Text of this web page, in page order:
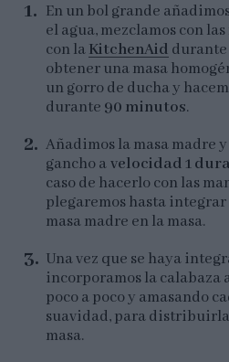
En un bol grande
el agua, mezclamos con
con laKitchenAid durante
obtener una masa
un gorro de ducha y
durante 90 minutos.
Añadimos la masa madre
gancho avelocidad 1
caso de hacerlo con las
plegaremos hasta
masa madre en la masa.
Una vez que se haya
incorporamos la calabaza
poco a poco y amasando
suavidad, para
masa.